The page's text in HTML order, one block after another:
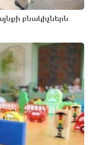
բնակիչներն